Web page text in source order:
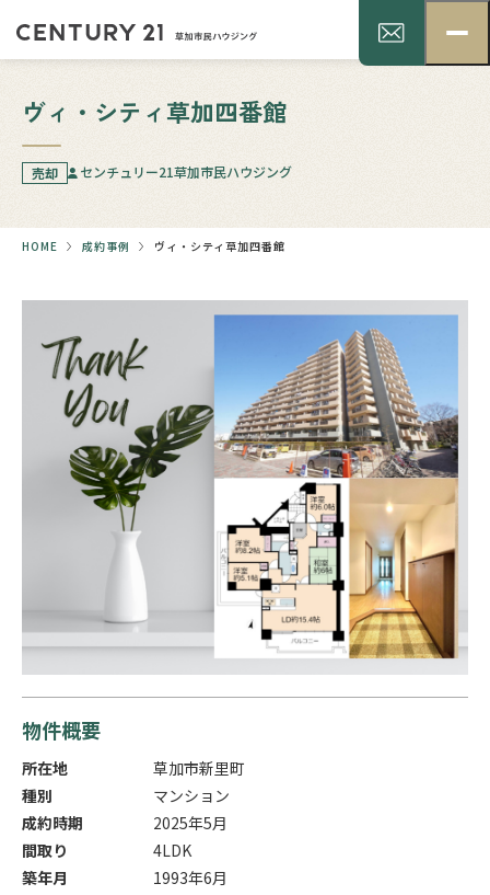
ヴィ・シティ草加四番館
売却 センチュリー21草加市民ハウジング
HOME 成約事例 ヴィ・シティ草加四番館
物件概要
所在地
草加市新里町
種別
マンション
成約時期
2025年5月
間取り
4LDK
築年月
1993年6月